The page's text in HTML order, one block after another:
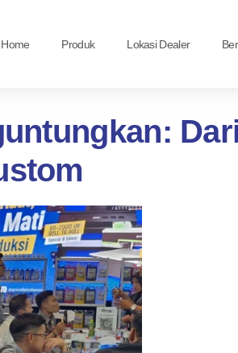
Home Produk Lokasi Dealer